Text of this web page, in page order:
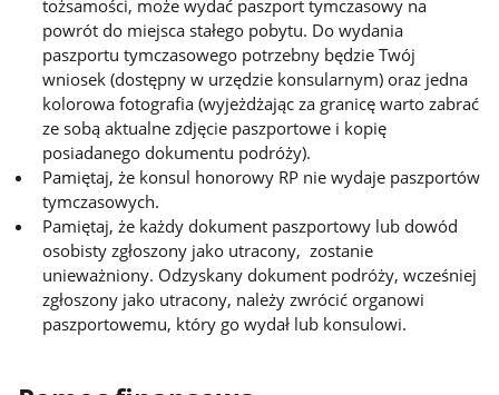
tożsamości, może wydać paszport tymczasowy na
powrót do miejsca stałego pobytu. Do wydania
paszportu tymczasowego potrzebny będzie Twój
wniosek (dostępny w urzędzie konsularnym) oraz jedna
kolorowa fotografia (wyjeżdżając za granicę warto zabrać
ze sobą aktualne zdjęcie paszportowe i kopię
posiadanego dokumentu podróży).
Pamiętaj, że konsul honorowy RP nie wydaje paszportów
tymczasowych.
Pamiętaj, że każdy dokument paszportowy lub dowód
osobisty zgłoszony jako utracony, zostanie
unieważniony. Odzyskany dokument podróży, wcześniej
zgłoszony jako utracony, należy zwrócić organowi
paszportowemu, który go wydał lub konsulowi.